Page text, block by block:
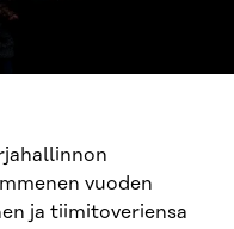
vuoden
ja tiimitoveriensa